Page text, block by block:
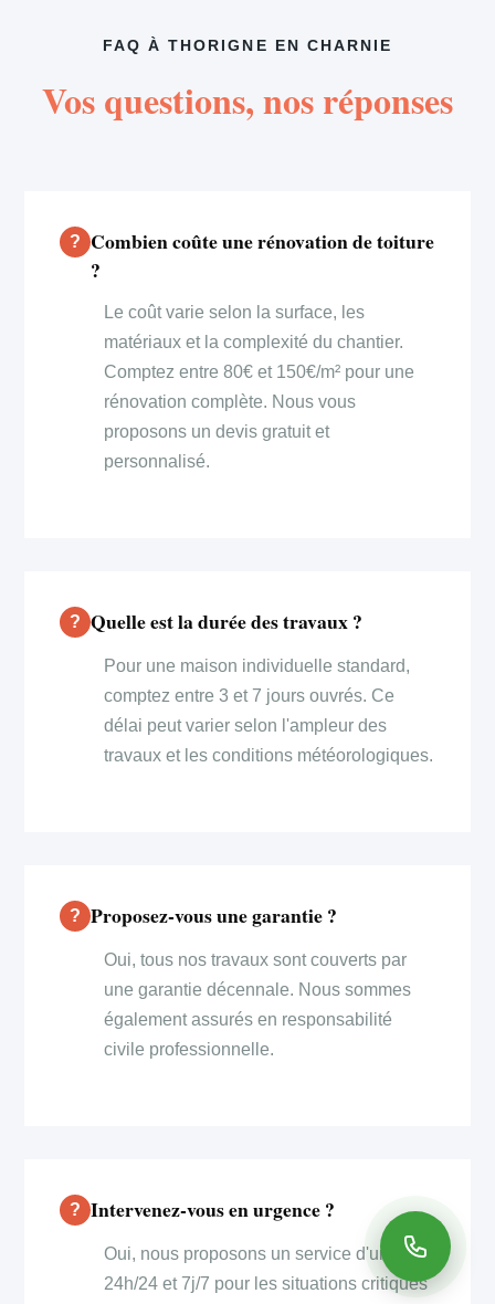
FAQ À THORIGNE EN CHARNIE
Vos questions, nos réponses
Combien coûte une rénovation de toiture
?
Le coût varie selon la surface, les
matériaux et la complexité du chantier.
Comptez entre 80€ et 150€/m² pour une
rénovation complète. Nous vous
proposons un devis gratuit et
personnalisé.
Quelle est la durée des travaux ?
Pour une maison individuelle standard,
comptez entre 3 et 7 jours ouvrés. Ce
délai peut varier selon l'ampleur des
travaux et les conditions météorologiques.
Proposez-vous une garantie ?
Oui, tous nos travaux sont couverts par
une garantie décennale. Nous sommes
également assurés en responsabilité
civile professionnelle.
Intervenez-vous en urgence ?
Oui, nous proposons un service d'urgence
24h/24 et 7j/7 pour les situations critiques